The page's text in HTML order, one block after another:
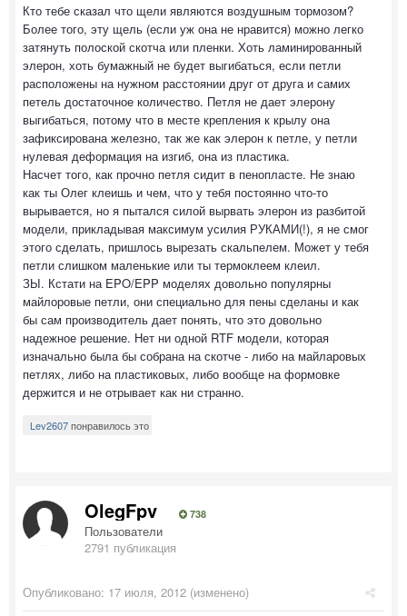
Кто тебе сказал что щели являются воздушным тормозом?
Более того, эту щель (если уж она не нравится) можно легко
затянуть полоской скотча или пленки. Хоть ламинированный
элерон, хоть бумажный не будет выгибаться, если петли
расположены на нужном расстоянии друг от друга и самих
петель достаточное количество. Петля не дает элерону
выгибаться, потому что в месте крепления к крылу она
зафиксирована железно, так же как элерон к петле, у петли
нулевая деформация на изгиб, она из пластика.
Насчет того, как прочно петля сидит в пенопласте. Не знаю
как ты Олег клеишь и чем, что у тебя постоянно что-то
вырывается, но я пытался силой вырвать элерон из разбитой
модели, прикладывая максимум усилия РУКАМИ(!), я не смог
этого сделать, пришлось вырезать скальпелем. Может у тебя
петли слишком маленькие или ты термоклеем клеил.
ЗЫ. Кстати на EPO/EPP моделях довольно популярны
майлоровые петли, они специально для пены сделаны и как
бы сам производитель дает понять, что это довольно
надежное решение. Нет ни одной RTF модели, которая
изначально была бы собрана на скотче - либо на майларовых
петлях, либо на пластиковых, либо вообще на формовке
держится и не отрывает как ни странно.
Lev2607понравилось это
OlegFpv 738
Пользователи
2791 публикация
Опубликовано: 17 июля, 2012 (изменено)